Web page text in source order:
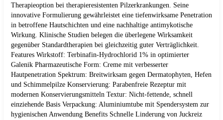
Therapieoption bei therapieresistenten Pilzerkrankungen. Seine
innovative Formulierung gewährleistet eine tiefenwirksame Penetration
in betroffene Hautschichten und eine nachhaltige antimykotische
Wirkung. Klinische Studien belegen die überlegene Wirksamkeit
gegenüber Standardtherapien bei gleichzeitig guter Verträglichkeit.
Features Wirkstoff: Terbinafin-Hydrochlorid 1% in optimierter
Galenik Pharmazeutische Form: Creme mit verbesserter
Hautpenetration Spektrum: Breitwirksam gegen Dermatophyten, Hefen
und Schimmelpilze Konservierung: Parabenfreie Rezeptur mit
modernen Konservierungsmitteln Textur: Nicht-fettende, schnell
einziehende Basis Verpackung: Aluminiumtube mit Spendersystem zur
hygienischen Anwendung Benefits Schnelle Linderung von Juckreiz